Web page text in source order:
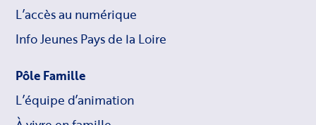
L’accès au numérique
Info Jeunes Pays de la Loire
Pôle Famille
L’équipe d’animation